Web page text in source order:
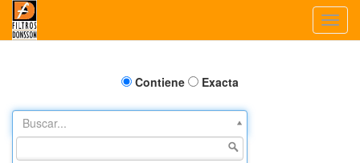
Contiene Exacta
Buscar...